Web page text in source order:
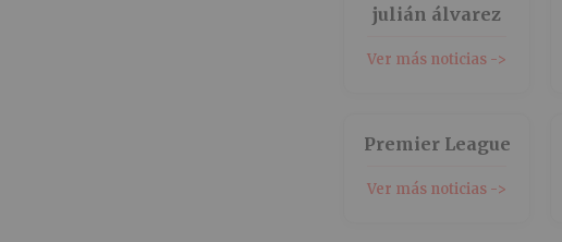
julián álvarez
Ver más noticias ->
Premier League
Ver más noticias ->